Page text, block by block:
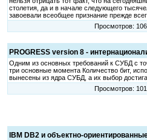
столетия, да и в начале следующего
завоевали всеобщее признание прежде
Просмотров:
PROGRESS version 8 -
Одним из основных требований к СУБД с
три основные момента Количество бит,
вынесены из ядра СУБД, а их выбор
Просмотров:
IBM DB2 и объектно-